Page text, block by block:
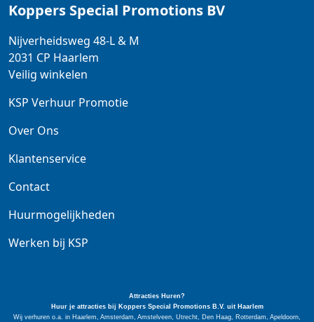
Koppers Special Promotions BV
Nijverheidsweg 48-L & M
2031 CP Haarlem
Veilig winkelen
KSP Verhuur Promotie
Over Ons
Klantenservice
Contact
Huurmogelijkheden
Werken bij KSP
Attracties Huren?
Huur je attracties bij Koppers Special
PromotionsB.V. uit Haarlem
Wij verhuren o.a. in Haarlem, Amsterdam, Amstelveen, Utrecht, Den Haag, Rotterdam, Apeldoorn,